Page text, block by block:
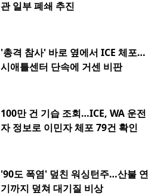
관 일부 폐쇄 추진
'총격 참사' 바로 옆에서 ICE 체포…
시애틀센터 단속에 거센 비판
100만 건 기습 조회…ICE, WA 운전
자 정보로 이민자 체포 79건 확인
'90도 폭염' 덮친 워싱턴주…산불 연
기까지 덮쳐 대기질 비상